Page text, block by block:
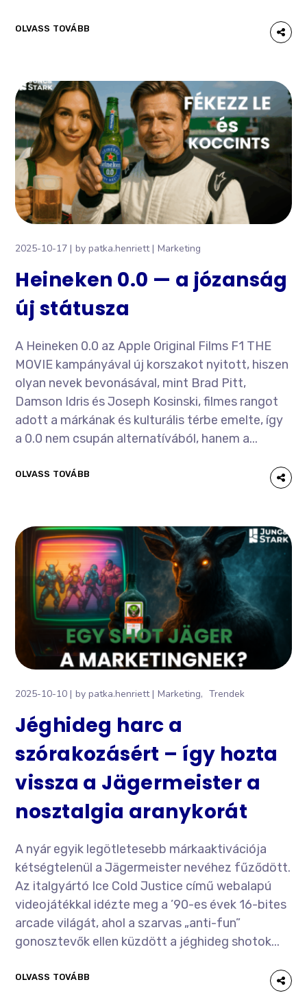
OLVASS TOVÁBB
2025-10-17 bypatka.henriett Marketing
Heineken 0.0 — a józanság
új státusza
A Heineken 0.0 az Apple Original Films F1 THE
MOVIE kampányával új korszakot nyitott, hiszen
olyan nevek bevonásával, mint Brad Pitt,
Damson Idris és Joseph Kosinski, filmes rangot
adott a márkának és kulturális térbe emelte, így
a 0.0 nem csupán alternatívából, hanem a...
OLVASS TOVÁBB
2025-10-10 bypatka.henriett Marketing Trendek
Jéghideg harc a
szórakozásért – így hozta
vissza a Jägermeister a
nosztalgia aranykorát
A nyár egyik legötletesebb márkaaktivációja
kétségtelenül a Jägermeister nevéhez fűződött.
Az italgyártó Ice Cold Justice című webalapú
videojátékkal idézte meg a ’90-es évek 16-bites
arcade világát, ahol a szarvas „anti-fun”
gonosztevők ellen küzdött a jéghideg shotok...
OLVASS TOVÁBB